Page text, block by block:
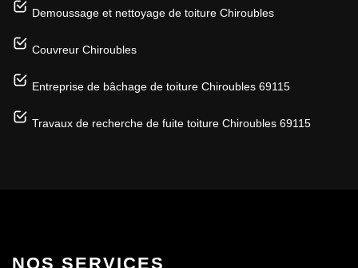
Demoussage et nettoyage de toiture Chiroubles
Couvreur Chiroubles
Entreprise de bâchage de toiture Chiroubles 69115
Travaux de recherche de fuite toiture Chiroubles 69115
NOS SERVICES